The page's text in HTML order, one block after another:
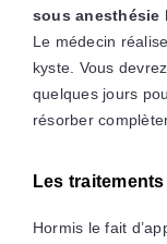
sous anesthésie
Le médecin
kyste. Vous
quelques jours
résorber
Les
Hormis le fait